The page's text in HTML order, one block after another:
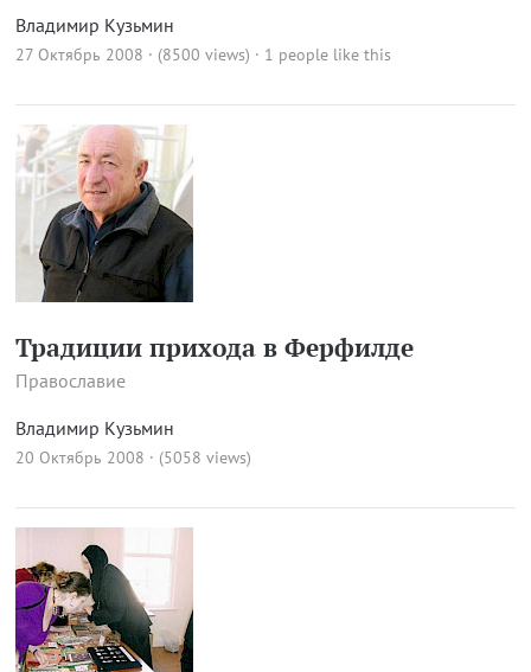
Владимир Кузьмин
27 Октябрь 2008 · (8500 views) · 1 people like this
Традиции прихода в Ферфилде
Православие
Владимир Кузьмин
20 Октябрь 2008 · (5058 views)